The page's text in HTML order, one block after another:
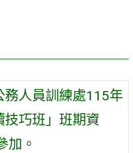
務人員訓練處115年
技巧班」班期資
加。